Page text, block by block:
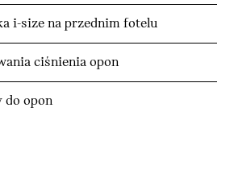
i-size na przednim fotelu
ciśnienia opon
do opon